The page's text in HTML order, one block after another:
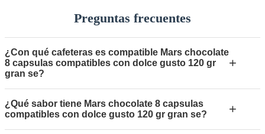
Preguntas frecuentes
¿Con qué cafeteras es compatible Mars chocolate
8 capsulas compatibles con dolce gusto 120 gr
gran se?
+
¿Qué sabor tiene Mars chocolate 8 capsulas
compatibles con dolce gusto 120 gr gran se?
+